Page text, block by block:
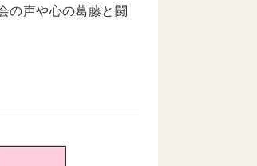
の声や心の葛藤と闘